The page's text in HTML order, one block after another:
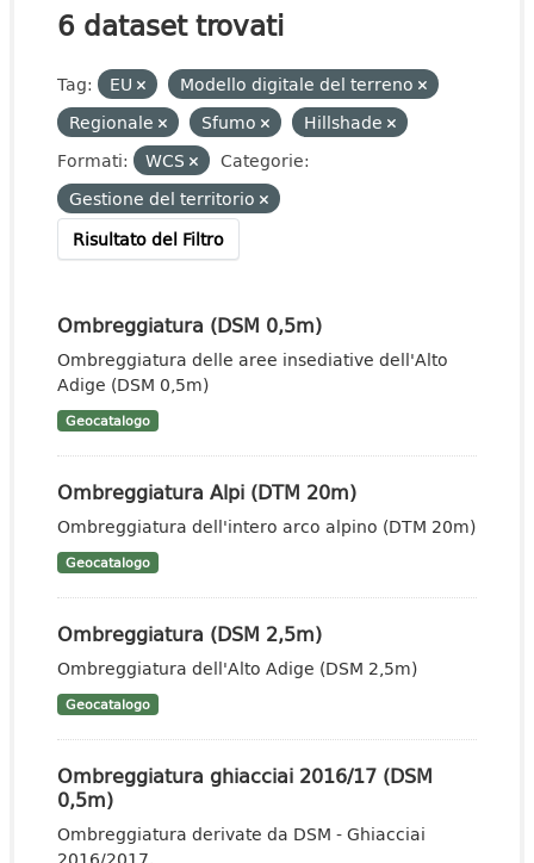
6 dataset trovati
Tag: EU
Modello digitale del terreno
Regionale
Sfumo
Hillshade
Formati:
WCS
Categorie:
Gestione del territorio
Risultato del Filtro
Ombreggiatura (DSM 0,5m)
Ombreggiatura delle aree insediative dell'Alto
Adige (DSM 0,5m)
Geocatalogo
Ombreggiatura Alpi (DTM 20m)
Ombreggiatura dell'intero arco alpino (DTM 20m)
Geocatalogo
Ombreggiatura (DSM 2,5m)
Ombreggiatura dell'Alto Adige (DSM 2,5m)
Geocatalogo
Ombreggiatura ghiacciai 2016/17 (DSM
0,5m)
Ombreggiatura derivate da DSM - Ghiacciai